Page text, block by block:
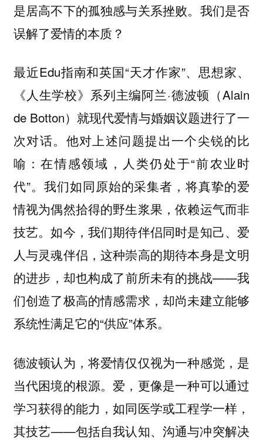
是居高不下的孤独感与关系挫败。我们是否
误解了爱情的本质？
最近Edu指南和英国“天才作家”、思想家、
《人生学校》系列主编阿兰·德波顿（Alain
de Botton）就现代爱情与婚姻议题进行了一
次对话。他对上述问题提出一个尖锐的比
喻：在情感领域，人类仍处于“前农业时
代”。我们如同原始的采集者，将真挚的爱
情视为偶然拾得的野生浆果，依赖运气而非
技艺。如今，我们期待伴侣同时是知己、爱
人与灵魂伴侣，这种崇高的期待本身是文明
的进步，却也构成了前所未有的挑战——我
们创造了极高的情感需求，却尚未建立能够
系统性满足它的“供应”体系。
德波顿认为，将爱情仅仅视为一种感觉，是
当代困境的根源。爱，更像是一种可以通过
学习获得的能力，如同医学或工程学一样，
其技艺——包括自我认知、沟通与冲突解决